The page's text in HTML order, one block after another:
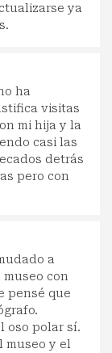
ya
ha
visitas
mi hija y la
casi las
detrás
pero con
a
con
pensé que
oso polar sí.
museo y el